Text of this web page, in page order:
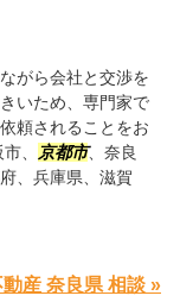
がら会社と交渉を
いため、専門家で
頼されることをお
、
京都市、奈良
、兵庫県、滋賀
動産 奈良県 相談 »